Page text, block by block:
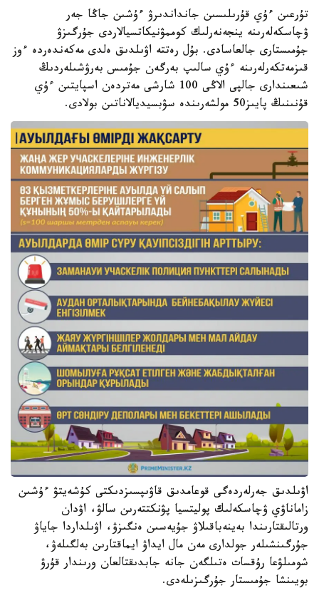
تۇرعىن ءۇي قۇرىلىسىن جانداندىرۋ ءۇشىن جاڭا جەر
ۋچاسكەلەرىنە ينجەنەرلىك كوممۋنيكاتسيالاردى جۇرگىزۋ
جۇمىستارى جالعاسادى. بۇل رەتتە اۋىلدىق ەلدى مەكەندەردە ءوز
قىزمەتكەرلەرىنە ءۇي سالىپ بەرگەن جۇمىس بەرۋشىلەردىڭ
شىعىندارى جالپى الاڭى 100 شارشى مەتردەن اسپايتىن ءۇي
قۇنىنىڭ پايىز50 مولشەرىندە سۋبسيديالاناتىن بولادى.
اۋىلدىق جەرلەردەگى قوعامدىق قاۋىپسىزدىكتى كۇشەيتۋ ءۇشىن
زاماناۋي ۋچاسكەلىك پوليتسيا پۋنكتتەرىن سالۋ، اۋدان
ورتالىقتارىندا بەينەباقىلاۋ جۇيەسىن ەنگىزۋ، اۋىلداردا جاياۋ
جۇرگىنشىلەر جولدارى مەن مال ايداۋ ايماقتارىن بەلگىلەۋ،
شومىلۋعا رۇقسات ەتىلگەن جانە جابدىقتالعان ورىندار قۇرۋ
بويىنشا جۇمىستار جۇرگىزىلەدى.